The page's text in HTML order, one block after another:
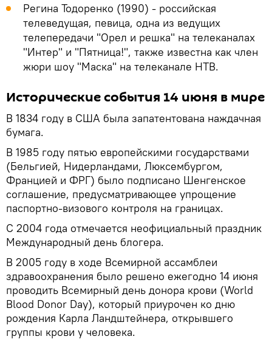
Регина Тодоренко (1990) - российская
телеведущая, певица, одна из ведущих
телепередачи "Орел и решка" на телеканалах
"Интер" и "Пятница!", также известна как член
жюри шоу "Маска" на телеканале НТВ.
Исторические события 14 июня в мире
В 1834 году в США была запатентована наждачная
бумага.
В 1985 году пятью европейскими государствами
(Бельгией, Нидерландами, Люксембургом,
Францией и ФРГ) было подписано Шенгенское
соглашение, предусматривающее упрощение
паспортно-визового контроля на границах.
С 2004 года отмечается неофициальный праздник
Международный день блогера.
В 2005 году в ходе Всемирной ассамблеи
здравоохранения было решено ежегодно 14 июня
проводить Всемирный день донора крови (World
Blood Donor Day), который приурочен ко дню
рождения Карла Ландштейнера, открывшего
группы крови у человека.